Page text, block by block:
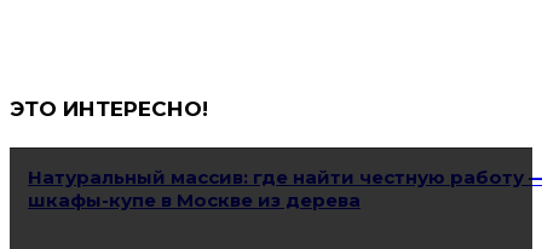
ЭТО ИНТЕРЕСНО!
Натуральный массив: где найти честную работу
шкафы-купе в Москве из дерева